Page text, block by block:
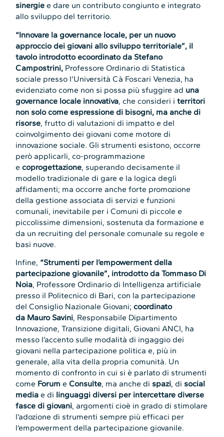
sinergiee dare un contributo congiunto e integrato
allo sviluppo del territorio.
“Innovare la governance locale, per un nuovo
approccio dei giovani allo sviluppo territoriale”, il
tavolo introdotto ecoordinato da Stefano
Campostrini, Professore Ordinario di Statistica
sociale presso l’Università Cà Foscari Venezia, ha
evidenziato come non si possa più sfuggire ad una
governance locale innovativa, che consideri iterritori
non solo come espressione di bisogni, ma anche di
risorse, frutto di valutazioni di impatto e del
coinvolgimento dei giovani come motore di
innovazione sociale. Gli strumenti esistono, occorre
però applicarli, co-programmazione
ecoprogettazione, superando decisamente il
modello tradizionale di gare e la logica degli
affidamenti; ma occorre anche forte promozione
della gestione associata di servizi e funzioni
comunali, inevitabile per i Comuni di piccole e
piccolissime dimensioni, sostenuta da formazione e
da un recruiting del personale comunale su regole e
basi nuove.
Infine, “Strumenti per l’empowerment della
partecipazione giovanile”, introdotto da Tommaso Di
Noia, Professore Ordinario di Intelligenza artificiale
presso il Politecnico di Bari, con la partecipazione
del Consiglio Nazionale Giovani;coordinato
da Mauro Savini, Responsabile Dipartimento
Innovazione, Transizione digitali, Giovani ANCI, ha
messo l’accento sulle modalità di ingaggio dei
giovani nella partecipazione politica e, più in
generale, alla vita della propria comunità. Un
momento di confronto in cui si è parlato di strumenti
come Forum eConsulte, ma anche di spazi, di social
mediae di linguaggi diversi per intercettare diverse
fasce di giovani, argomenti cioè in grado di stimolare
l’adozione di strumenti sempre più efficaci per
l’empowerment della partecipazione giovanile.